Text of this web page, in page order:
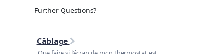
Further Questions?
Câblage